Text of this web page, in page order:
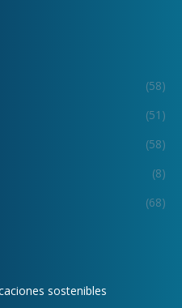
(58)
(51)
(58)
(8)
(68)
sostenibles